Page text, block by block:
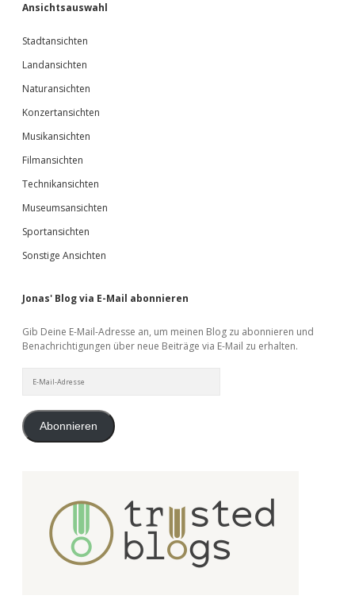
Ansichtsauswahl
Stadtansichten
Landansichten
Naturansichten
Konzertansichten
Musikansichten
Filmansichten
Technikansichten
Museumsansichten
Sportansichten
Sonstige Ansichten
Jonas' Blog via E-Mail abonnieren
Gib Deine E-Mail-Adresse an, um meinen Blog zu abonnieren und
Benachrichtigungen über neue Beiträge via E-Mail zu erhalten.
Mail-
Abonnieren